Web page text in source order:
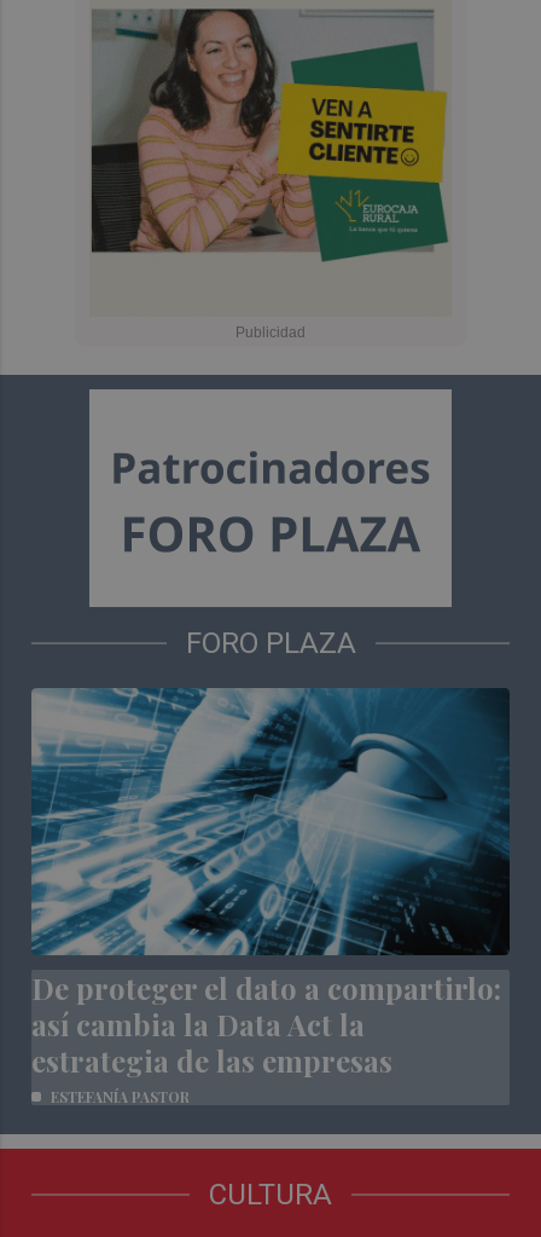
FORO PLAZA
De proteger el dato a compartirlo:
así cambia la Data Act la
estrategia de las empresas
ESTEFANÍA PASTOR
CULTURA